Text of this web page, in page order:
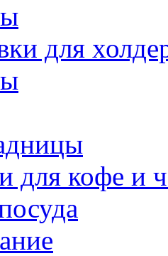
для
для кофе и